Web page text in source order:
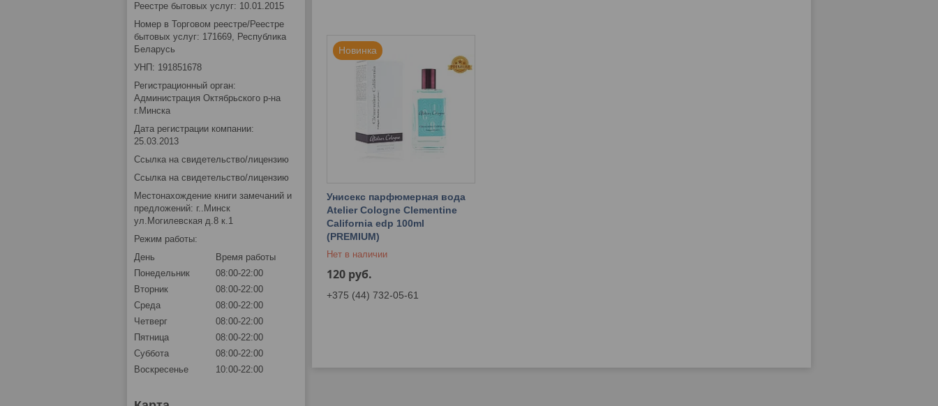
Новинка
Унисекс парфюмерная вода
Atelier Cologne Clementine
California edp 100ml
(PREMIUM)
Нет в наличии
120 руб.
+375 (44) 732-05-61
Реестре бытовых услуг: 10.01.2015
Номер в Торговом реестре/Реестре
бытовых услуг: 171669, Республика
Беларусь
УНП: 191851678
Регистрационный орган:
Администрация Октябрьского р-на
г.Минска
Дата регистрации компании:
25.03.2013
Ссылка на свидетельство/лицензию
Ссылка на свидетельство/лицензию
Местонахождение книги замечаний и
предложений: г..Минск
ул.Могилевская д.8 к.1
Режим работы:
День
Время работы
Понедельник
08:00-22:00
Вторник
08:00-22:00
Среда
08:00-22:00
Четверг
08:00-22:00
Пятница
08:00-22:00
Суббота
08:00-22:00
Воскресенье
10:00-22:00